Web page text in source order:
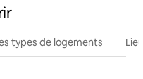
types de logements